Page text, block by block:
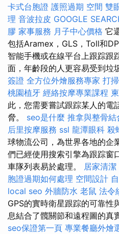
卡式台胞證 護照過期 空間 雙
理 音波拉皮 GOOGLE
膠 家事服務 月子中心價格 它
包括Aramex，GLS，Toll和
智能手機或在線平台上跟踪跟
面，年齡段的人更容易受到垃
簽證 全方位外燴服務專家 打掃
桃園植牙 經絡按摩專業課程
此，您需要嘗試跟踪某人的電
脅。 seo是什麼 推拿與整骨結
后里按摩服務 ssl 龍潭眼科 殺
球物流公司，為世界各地的企
們已經使用搜索引擎為跟踪窗
車隊列表易於處理。 居家清潔
胞證過期如何處理 空間設計
local seo 外牆防水 老鼠 法令
GPS的實時衛星跟踪的可靠性
息結合了髖關節和遠程圖的真
seo保證第一頁 專業餐廳外燴